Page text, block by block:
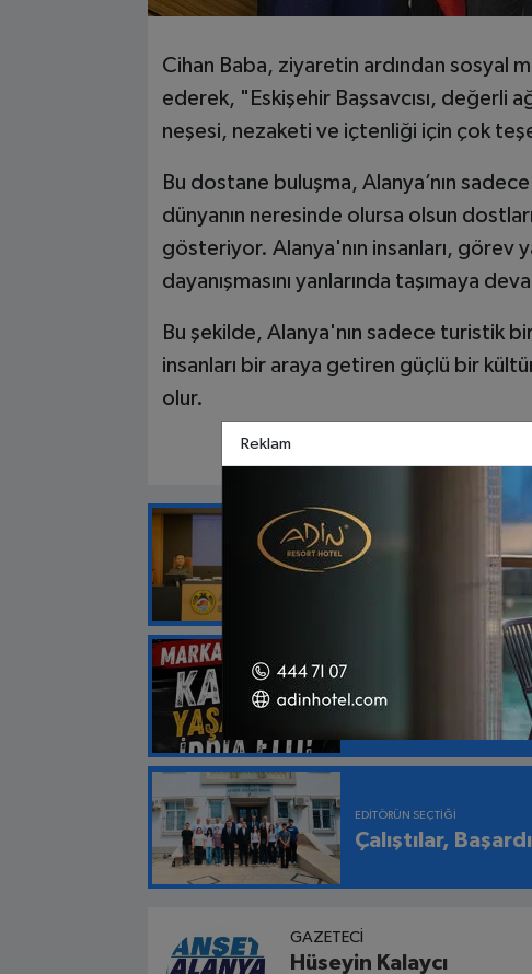
Cihan Baba, ziyaretin ardından sosyal
ederek, "Eskişehir Başsavcısı, değerli
neşesi, nezaketi ve içtenliği için çok
Bu dostane buluşma, Alanya’nın
dünyanın neresinde olursa olsun
gösteriyor. Alanya'nın insanları, görev
dayanışmasını yanlarında taşımaya
Bu şekilde, Alanya'nın sadece turistik
insanları bir araya getiren güçlü bir
olur.
EDITÖRÜN SEÇTIĞI
“Bu Deniz
“Markaya
EDITÖRÜN SEÇTIĞI
Çalıştılar,
GAZETECI
Hüseyin Kalaycı
Reklam